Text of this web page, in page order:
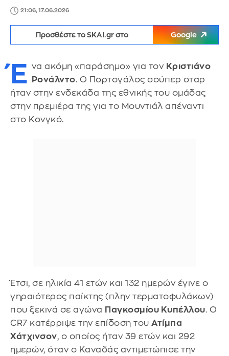
21:06, 17.06.2026
Προσθέστε το SKAI.gr στο Google
Έ να ακόμη «παράσημο» για τον Κριστιάνο
Ρονάλντο. Ο Πορτογάλος σούπερ σταρ
ήταν στην ενδεκάδα της εθνικής του ομάδας
στην πρεμιέρα της για το Μουντιάλ απέναντι
στο Κονγκό.
Έτσι, σε ηλικία 41 ετών και 132 ημερών έγινε ο
γηραιότερος παίκτης (πλην τερματοφυλάκων)
που ξεκινά σε αγώνα Παγκοσμίου Κυπέλλου. Ο
CR7 κατέρριψε την επίδοση του Ατίμπα
Χάτχινσον, ο οποίος ήταν 39 ετών και 292
ημερών, όταν ο Καναδάς αντιμετώπισε την